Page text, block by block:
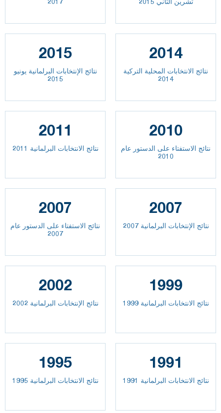
2015
نتائج الإنتخابات البرلمانية يونيو
2015
2014
نتائج الانتخابات المحلية التركية
2014
2011
نتائج الانتخابات البرلمانية 2011
2010
نتائج الاستفتاء على الدستور عام
2010
2007
نتائج الاستفتاء على الدستور عام
2007
2007
نتائج الإنتخابات البرلمانية 2007
2002
نتائج الإنتخابات البرلمانية 2002
1999
نتائج الانتخابات البرلمانية 1999
1995
نتائج الانتخابات البرلمانية 1995
1991
نتائج الانتخابات البرلمانية 1991